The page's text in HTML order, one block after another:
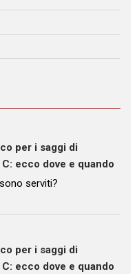
per i saggi di
ecco dove e quando
serviti?
per i saggi di
ecco dove e quando